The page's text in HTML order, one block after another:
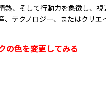
、そして行動力を象徴し、
テクノロジー、またはクリ
の色を変更してみる